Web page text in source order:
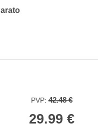
PVP:42.48 €
29.99 €